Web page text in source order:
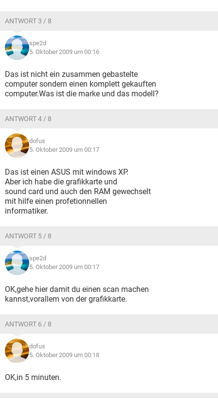
ANTWORT 3 / 8
spe2d
5. Oktober 2009 um 00:16
Das ist nicht ein zusammen gebastelte
computer sondern einen komplett gekauften
computer.Was ist die marke und das modell?
ANTWORT 4 / 8
dofus
5. Oktober 2009 um 00:17
Das ist einen ASUS mit windows XP.
Aber ich habe die grafikkarte und
sound card und auch den RAM gewechselt
mit hilfe einen profetionnellen
informatiker.
ANTWORT 5 / 8
spe2d
5. Oktober 2009 um 00:17
OK,gehe hier damit du einen scan machen
kannst,vorallem von der grafikkarte.
ANTWORT 6 / 8
dofus
5. Oktober 2009 um 00:18
OK,in 5 minuten.